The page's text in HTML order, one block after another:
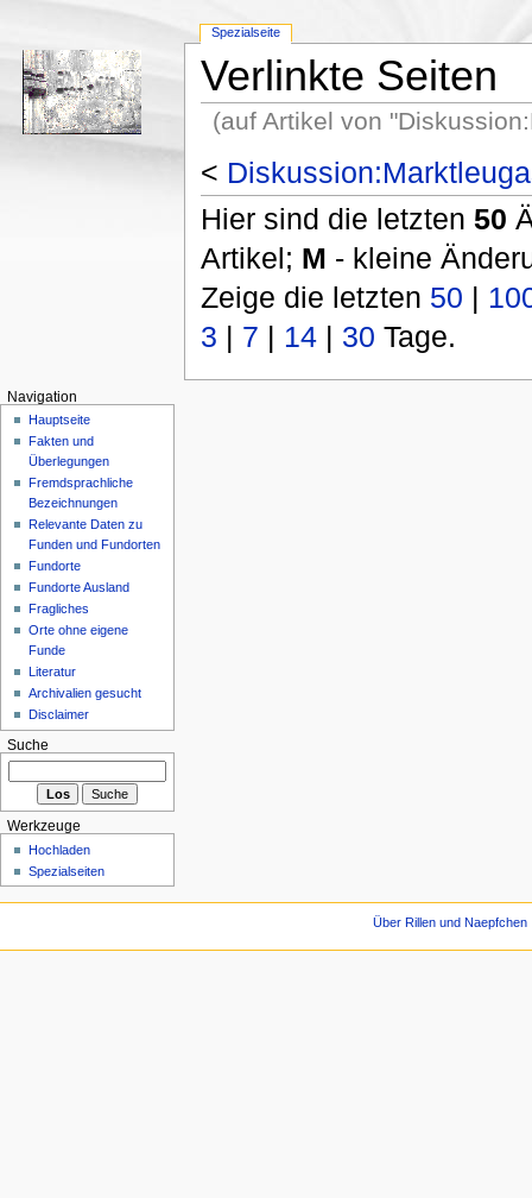
Verlinkte Seiten
(auf Artikel von
<
Hier sind die letzten 50
Artikel; M - kleine
Zeige die letzten 50 |
3 | 7 | 14| 30 Tage.
Spezialseite
Navigation
Hauptseite
Fakten und
Überlegungen
Fremdsprachliche
Bezeichnungen
Relevante Daten zu
Funden und Fundorten
Fundorte
Fundorte Ausland
Fragliches
Orte ohne eigene
Funde
Literatur
Archivalien gesucht
Disclaimer
Suche
Werkzeuge
Hochladen
Spezialseiten
Über Rillen und Naepfchen